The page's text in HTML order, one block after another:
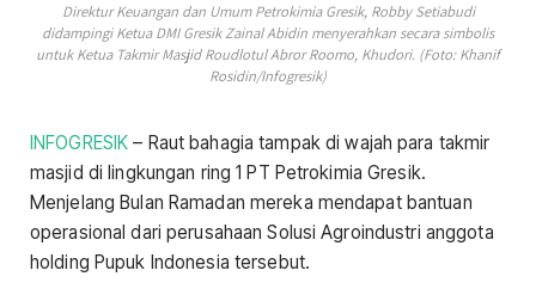
Direktur Keuangan dan Umum Petrokimia Gresik, Robby Setiabudi
didampingi Ketua DMI Gresik Zainal Abidin menyerahkan secara simbolis
untuk Ketua Takmir Masjid Roudlotul Abror Roomo, Khudori. (Foto: Khanif
Rosidin/Infogresik)
INFOGRESIK – Raut bahagia tampak di wajah para takmir
masjid di lingkungan ring 1 PT Petrokimia Gresik.
Menjelang Bulan Ramadan mereka mendapat bantuan
operasional dari perusahaan Solusi Agroindustri anggota
holding Pupuk Indonesia tersebut.